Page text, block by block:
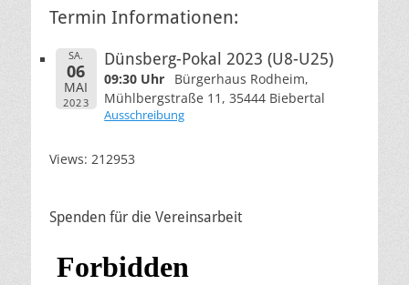
Termin Informationen:
SA.
06
MAI
2023
Dünsberg-Pokal 2023 (U8-U25)
09:30 Uhr
Bürgerhaus Rodheim,
Mühlbergstraße 11, 35444 Biebertal
Ausschreibung
Views: 212953
Spenden für die Vereinsarbeit